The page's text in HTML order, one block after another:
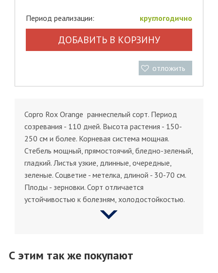
Период реализации: круглогодично
ДОБАВИТЬ В КОРЗИНУ
отложить
Сорго Rox Orange раннеспелый сорт. Период
созревания - 110 дней. Высота растения - 150-
250 см и более. Корневая система мощная.
Стебель мощный, прямостоячий, бледно-зеленый,
гладкий. Листья узкие, длинные, очередные,
зеленые. Соцветие - метелка, длиной - 30-70 см.
Плоды - зерновки. Сорт отличается
устойчивостью к болезням, холодостойкостью.
С этим так же покупают